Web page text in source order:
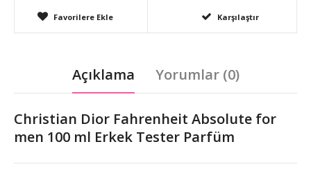
Favorilere Ekle Karşılaştır
Açıklama Yorumlar (0)
Christian Dior Fahrenheit Absolute for
men 100 ml Erkek Tester Parfüm